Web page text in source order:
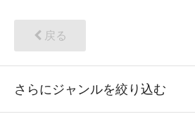
戻る
さらにジャンルを絞り込む